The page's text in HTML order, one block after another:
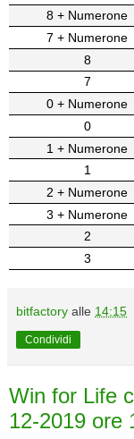
8 + Numerone
7 + Numerone
8
7
0 + Numerone
0
1 + Numerone
1
2 + Numerone
3 + Numerone
2
3
bitfactory alle 14:15
Condividi
Win for Life
12-2019 ore